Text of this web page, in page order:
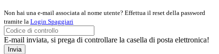
Non hai una e-mail associata al nome utente? Effettua il reset della password
tramite la Login Spaggiari
E-mail inviata, si prega di controllare la casella di posta elettronica!